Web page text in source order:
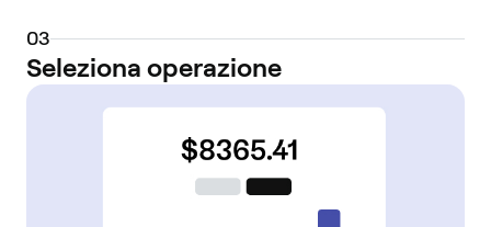
03
Seleziona operazione